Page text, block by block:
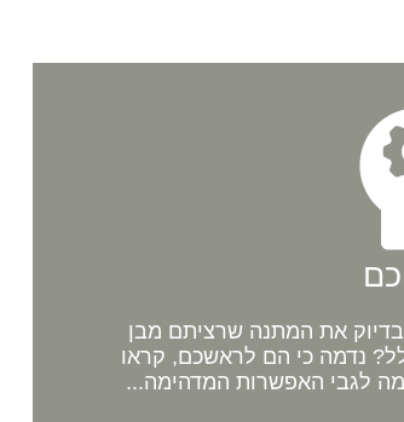
את המתנה שרציתם מבן
נדמה כי הם לראשכם, קראו
לגבי האפשרות המדהימה...